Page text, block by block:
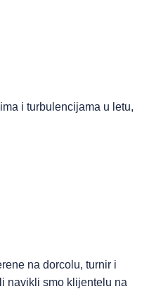
i turbulencijama u letu,
na dorcolu, turnir i
navikli smo klijentelu na